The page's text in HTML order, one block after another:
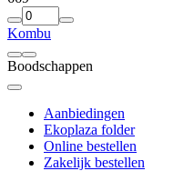
Kombu
Boodschappen
Aanbiedingen
Ekoplaza folder
Online bestellen
Zakelijk bestellen